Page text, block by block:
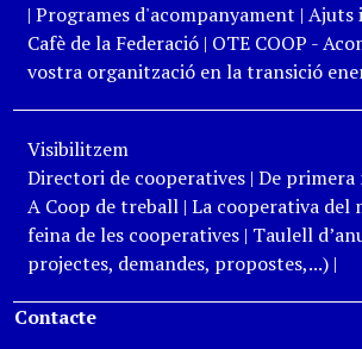
| Programes d'acompanyament | Ajuts
Cafè de la Federació| OTE COOP -
vostra organització en la transició
Visibilitzem
Directori de cooperatives| De primera
A Coop de treball| La cooperativa del
feina de les cooperatives| Taulell
projectes, demandes, propostes,...)|
Contacte